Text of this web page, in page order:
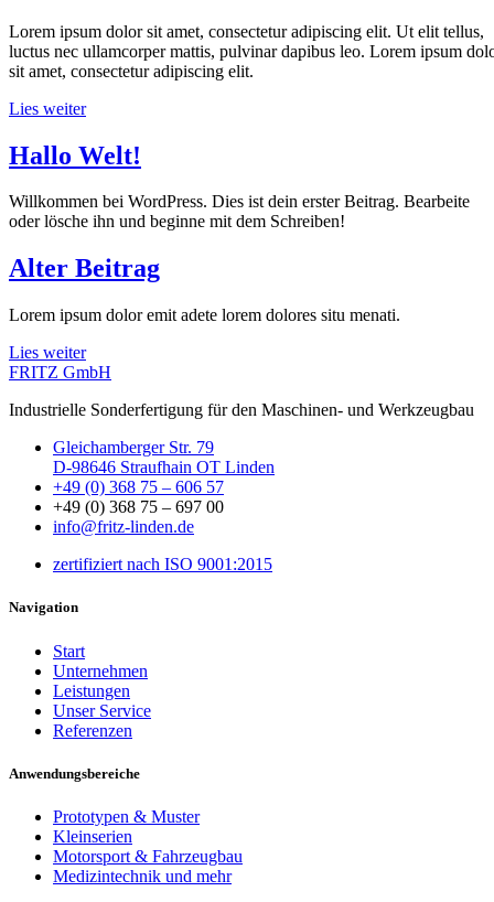
Lorem ipsum dolor sit amet, consectetur adipiscing elit. Ut elit tellus,
luctus nec ullamcorper mattis, pulvinar dapibus leo. Lorem ipsum
sit amet, consectetur adipiscing elit.
Lies weiter
Hallo Welt!
Willkommen bei WordPress. Dies ist dein erster Beitrag. Bearbeite
oder lösche ihn und beginne mit dem Schreiben!
Alter Beitrag
Lorem ipsum dolor emit adete lorem dolores situ menati.
Lies weiter
FRITZ GmbH
Industrielle Sonderfertigung für den Maschinen- und Werkzeugbau
Gleichamberger Str. 79
D-98646 Straufhain OT Linden
+49 (0) 368 75 – 606 57
+49 (0) 368 75 – 697 00
info@fritz-linden.de
zertifiziert nach ISO 9001:2015
Navigation
Start
Unternehmen
Leistungen
Unser Service
Referenzen
Anwendungsbereiche
Prototypen & Muster
Kleinserien
Motorsport & Fahrzeugbau
Medizintechnik und mehr